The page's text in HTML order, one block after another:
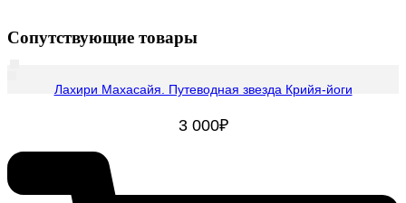
Сопутствующие товары
Лахири Махасайя. Путеводная звезда Крийя-йоги
3 000₽